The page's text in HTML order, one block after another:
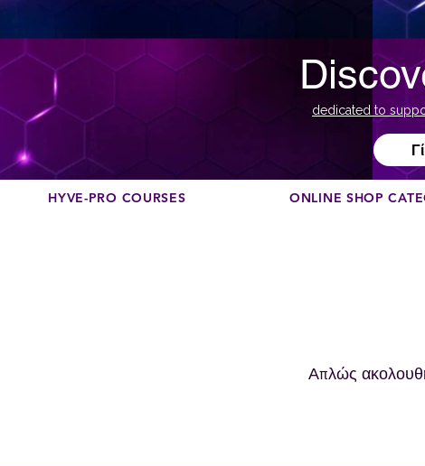
dedicated to
HYVE-PRO COURSES ONLINE SHOP
Απλώς